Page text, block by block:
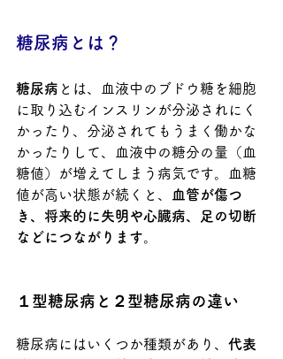
糖尿病とは？
糖尿病 とは、血液中のブドウ糖を細胞
に取り込むインスリンが分泌されにく
かったり、分泌されてもうまく働かな
かったりして、血液中の糖分の量（血
糖値）が増えてしまう病気です。血糖
値が高い状態が続くと、
血管が傷つ
き、将来的に失明や心臓病、足の切断
などにつながります
１型糖尿病と２型糖尿病の違い
糖尿病にはいくつか種類があり、 代表